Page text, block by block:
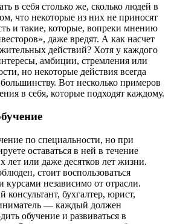
в себя столько же, сколько людей в
что некоторые из них не приносят
и такие, которые, вопреки мнению
даже вредят. А как насчет
действий? Хотя у каждого
амбиции, стремления или
но некоторые действия всегда
Вот несколько примеров
в себя, которые подходят каждому.
по специальности, но при
оставаться в ней в течение
лет или даже десятков лет жизни.
стоит воспользоваться
независимо от отрасли.
консультант, бухгалтер, юрист,
— каждый должен
обучение и развиваться в